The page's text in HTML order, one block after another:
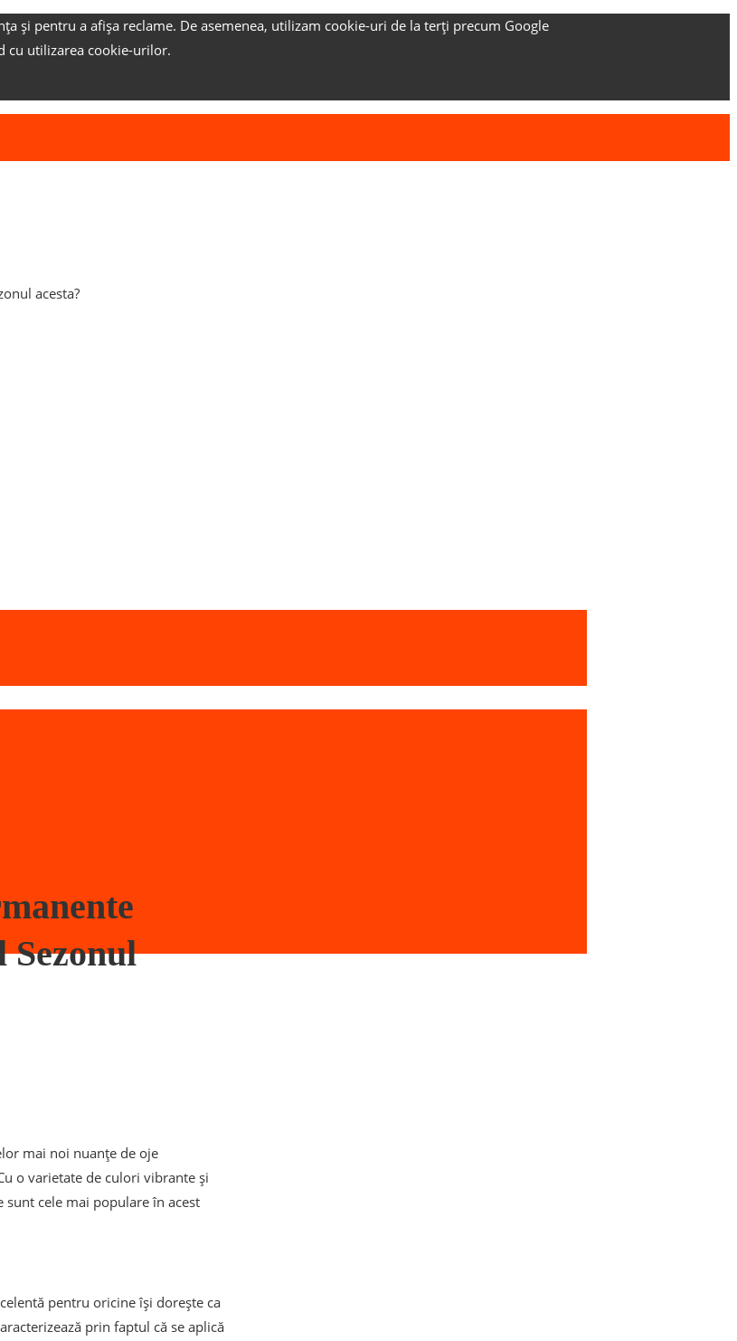
și pentru a afișa reclame. De asemenea, utilizam cookie-uri de la terți precum Google
cu utilizarea cookie-urilor.
acesta?
Sezonul
mai noi nuanțe de oje
o varietate de culori vibrante și
cele mai populare în acest
pentru oricine își dorește ca
prin faptul că se aplică